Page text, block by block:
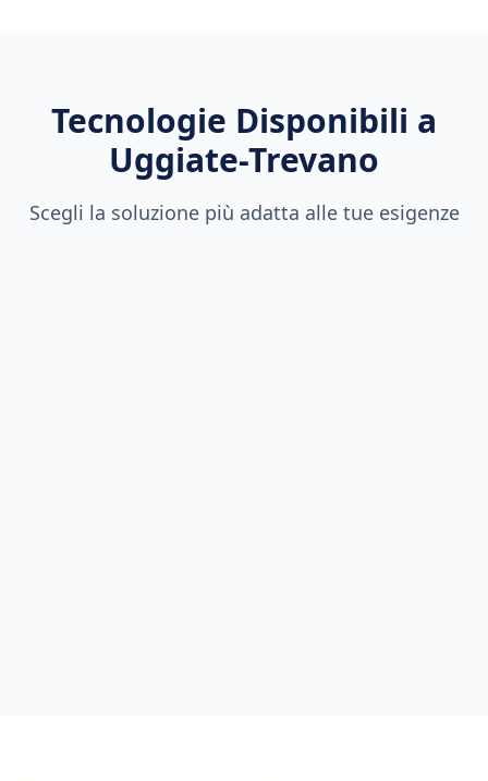
Tecnologie Disponibili a
Uggiate-Trevano
Scegli la soluzione più adatta alle tue esigenze